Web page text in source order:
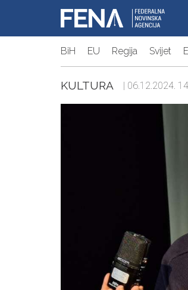
BiH EU Regija Svijet
KULTURA | 06.12.2024.